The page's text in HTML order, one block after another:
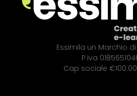
Essimila un Marchio
P.iva
Cap sociale